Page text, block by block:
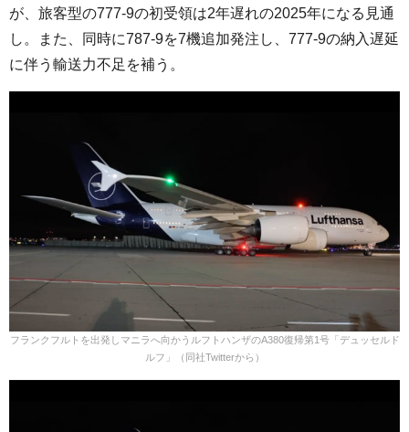
が、旅客型の777-9の初受領は2年遅れの2025年になる見通
し。また、同時に787-9を7機追加発注し、777-9の納入遅延
に伴う輸送力不足を補う。
フランクフルトを出発しマニラへ向かうルフトハンザのA380復帰第1号「デュッセルド
ルフ」（同社Twitterから）